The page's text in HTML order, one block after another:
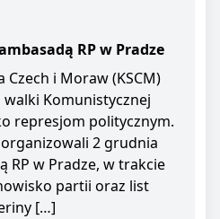
RP w Pradze
i Moraw (KSCM)
walki Komunistycznej
represjom politycznym.
2 grudnia
RP w Pradze, w trakcie
partii oraz list
[…]